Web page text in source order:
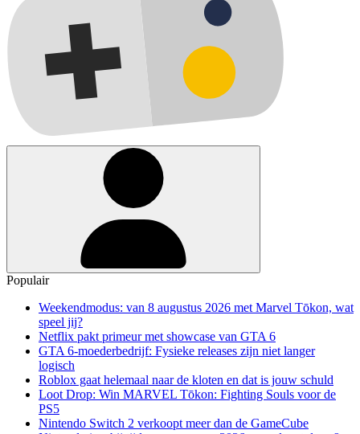
Populair
Weekendmodus: van 8 augustus 2026 met Marvel Tōkon, wat
speel jij?
Netflix pakt primeur met showcase van GTA 6
GTA 6-moederbedrijf: Fysieke releases zijn niet langer
logisch
Roblox gaat helemaal naar de kloten en dat is jouw schuld
Loot Drop: Win MARVEL Tōkon: Fighting Souls voor de
PS5
Nintendo Switch 2 verkoopt meer dan de GameCube